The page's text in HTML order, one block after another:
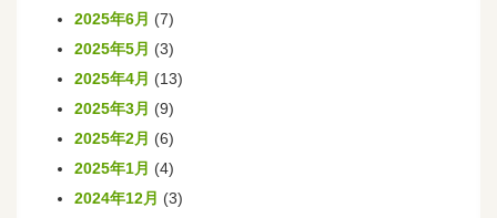
2025年6月 (7)
2025年5月 (3)
2025年4月 (13)
2025年3月 (9)
2025年2月 (6)
2025年1月 (4)
2024年12月 (3)